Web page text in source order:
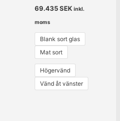
69.435SEK inkl.
moms
Blank sort glas
Mat sort
Högervänd
Vänd åt vänster